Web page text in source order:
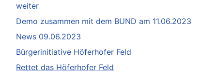
weiter
Demo zusammen mit dem BUND am 11.06.2023
News 09.06.2023
Bürgerinitiative Höferhofer Feld
Rettet das Höferhofer Feld